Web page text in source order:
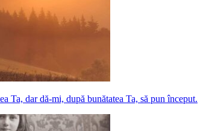
Ta, dar dă-mi, după bunătatea Ta, să pun început.